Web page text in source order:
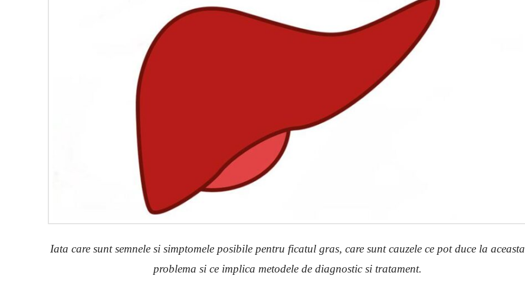
Iata care sunt semnele si simptomele posibile pentru ficatul gras, care sunt cauzele ce pot duce la aceasta
problema si ce implica metodele de diagnostic si tratament.